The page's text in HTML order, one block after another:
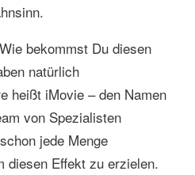
bekommst Du diesen
natürlich
heißt iMovie – den Namen
von Spezialisten
jede Menge
diesen Effekt zu erzielen.